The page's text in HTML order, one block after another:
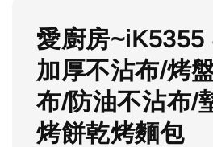
愛廚房~iK5355
加厚不沾布/烤
布/防油不沾布/
烤餅乾烤麵包